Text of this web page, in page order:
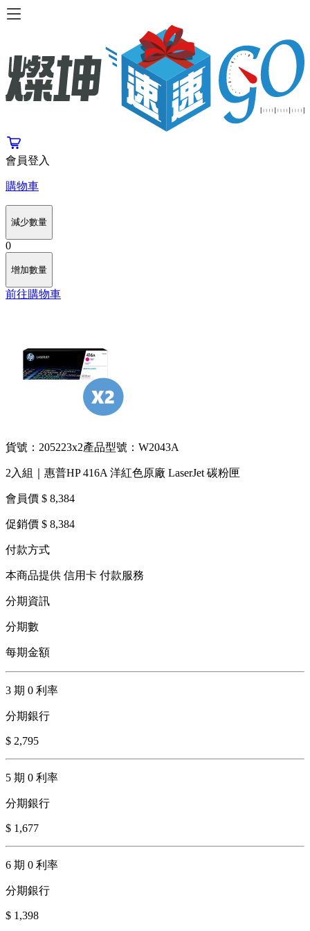
會員登入
購物車
減少數量
0
增加數量
前往購物車
貨號：205223x2產品型號：W2043A
2入組｜惠普HP 416A 洋紅色原廠 LaserJet 碳粉匣
會員價 $ 8,384
促銷價 $ 8,384
付款方式
本商品提供 信用卡 付款服務
分期資訊
分期數
每期金額
3 期 0 利率
分期銀行
$ 2,795
5 期 0 利率
分期銀行
$ 1,677
6 期 0 利率
分期銀行
$ 1,398